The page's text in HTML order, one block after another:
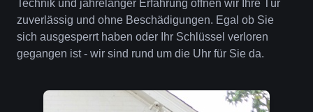
Technik und jahrelanger Erfahrung öffnen wir Ihre Tür
zuverlässig und ohne Beschädigungen. Egal ob Sie
sich ausgesperrt haben oder Ihr Schlüssel verloren
gegangen ist - wir sind rund um die Uhr für Sie da.